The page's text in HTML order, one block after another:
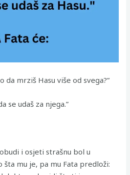
da mrziš Hasu više od svega?”
se udaš za njega.”
i osjeti strašnu bol u
šta mu je, pa mu Fata predloži: